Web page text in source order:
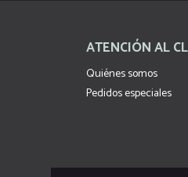
ATENCIÓN AL
Quiénes somos
Pedidos especiales